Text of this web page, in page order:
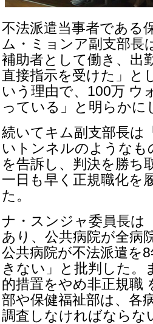
不法派遣当事者である
ム・ミョンア副支部長
補助者として働き、出
直接指示を受けた」と
いう理由で、100万 ウ
っている」と明らかに
続いてキム副支部長は
いトンネルのようなも
を告訴し、判決を勝ち
一日も早く正規職化を
た。
ナ・スンジャ委員長は
あり、公共病院が全病
公共病院が不法派遣を
きない」と批判した。
的措置をやめ非正規職
部や保健福祉部は、各
調査しなければならな